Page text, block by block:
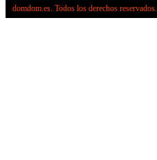
domdom.es. Todos los derechos reservados.